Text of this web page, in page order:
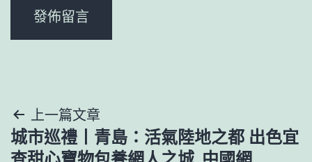
文
章
上一篇文章
城市巡禮丨青島：活氣陸地之都 出色宜